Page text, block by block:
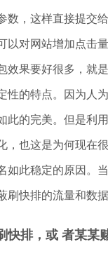
数，这样直接提交
以对网站增加点击量
效果要好很多，就
性的特点。因为人
此的完美。但是利
，也这是为何现在
如此稳定的原因。
刷快排的流量和数据
快排，或 者某某